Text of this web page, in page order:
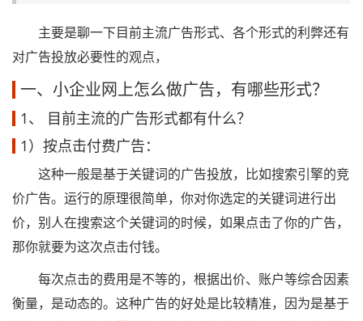
主要是聊一下目前主流广告形式、各个形式的利弊还有
对广告投放必要性的观点，
一、小企业网上怎么做广告，有哪些形式？
1、 目前主流的广告形式都有什么？
1）按点击付费广告：
这种一般是基于关键词的广告投放，比如搜索引擎的竞
价广告。运行的原理很简单，你对你选定的关键词进行出
价，别人在搜索这个关键词的时候，如果点击了你的广告，
那你就要为这次点击付钱。
每次点击的费用是不等的，根据出价、账户等综合因素
衡量，是动态的。这种广告的好处是比较精准，因为是基于